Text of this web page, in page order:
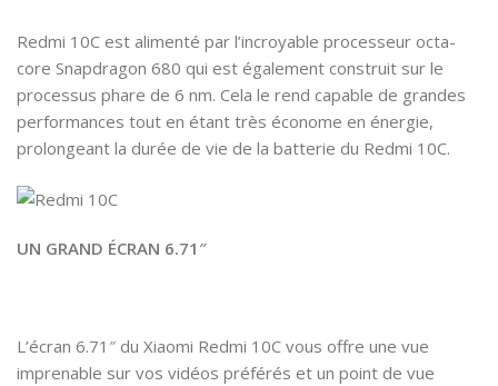
Redmi 10C est alimenté par l’incroyable processeur octa-
core Snapdragon 680 qui est également construit sur le
processus phare de 6 nm. Cela le rend capable de grandes
performances tout en étant très économe en énergie,
prolongeant la durée de vie de la batterie du Redmi 10C.
UN GRAND ÉCRAN 6.71″
L’écran 6.71″ du Xiaomi Redmi 10C vous offre une vue
imprenable sur vos vidéos préférés et un point de vue